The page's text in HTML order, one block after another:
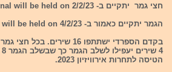
חצי גמר יתקיים ב- 2/2/23 The Second Semi final will be held on
הגמר יתקיים כאמור ב- 4/2/23 The Grand Final will be held on
הטיסה לתחרות אירוויזיון 2023.